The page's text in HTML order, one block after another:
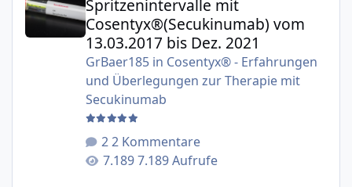
Spritzenintervalle mit
Cosentyx®(Secukinumab) vom
13.03.2017 bis Dez. 2021
GrBaer185in Cosentyx® - Erfahrungen
und Überlegungen zur Therapie mit
Secukinumab
2 Kommentare
7.189 Aufrufe